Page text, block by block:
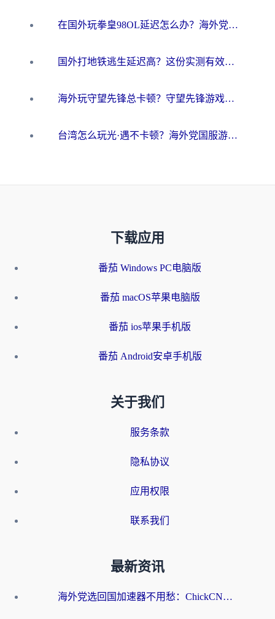
在国外玩拳皇98OL延迟怎么办？海外党亲测有效的低延迟指南
国外打地铁逃生延迟高？这份实测有效的低延迟指南帮你吃鸡
海外玩守望先锋总卡顿？守望先锋游戏加速器在哪里买&避坑指南（附欧洲非洲游戏实测）
台湾怎么玩光·遇不卡顿？海外党国服游戏加速终极攻略（附实测体验）
下载应用
番茄 Windows PC电脑版
番茄 macOS苹果电脑版
番茄 ios苹果手机版
番茄 Android安卓手机版
关于我们
服务条款
隐私协议
应用权限
联系我们
最新资讯
海外党选回国加速器不用愁：ChickCN和洞见哪个好？一篇搞定所有疑问